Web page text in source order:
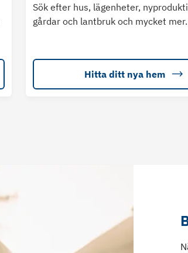
Sök efter hus, lägenheter,
gårdar och lantbruk och mycket mer.
Hitta ditt nya hem